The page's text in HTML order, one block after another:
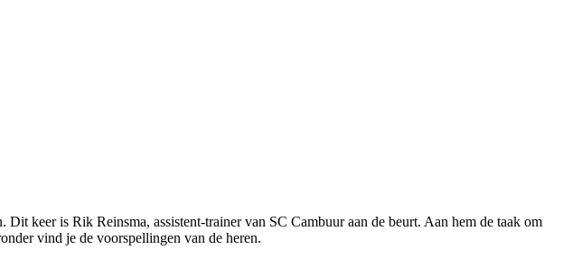
keer is Rik Reinsma, assistent-trainer van SC Cambuur aan de beurt. Aan hem de taak om
vind je de voorspellingen van de heren.